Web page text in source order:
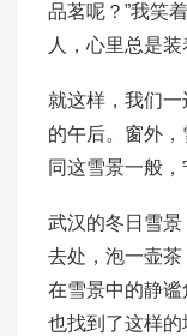
品茗呢？”我笑
人，心里总是
就这样，我们
的午后。窗外
同这雪景一般，
武汉的冬日雪
去处，泡一壶
在雪景中的静
也找到了这样的